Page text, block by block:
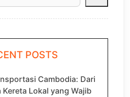
POSTS
Cambodia: Dari
Lokal yang Wajib